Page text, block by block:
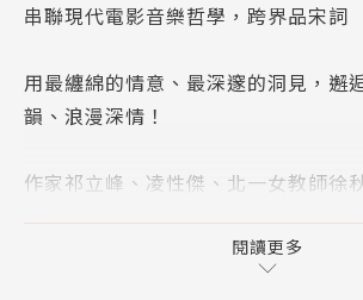
串聯現代電影音樂哲學，跨界品宋詞
用最纏綿的情意、最深邃的洞見，邂
韻、浪漫深情！
作家祁立峰、凌性傑、北一女教師
閱讀更多